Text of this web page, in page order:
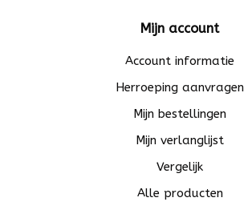
Mijn account
Account informatie
Herroeping aanvragen
Mijn bestellingen
Mijn verlanglijst
Vergelijk
Alle producten